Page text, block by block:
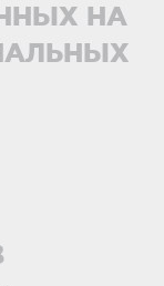
НА